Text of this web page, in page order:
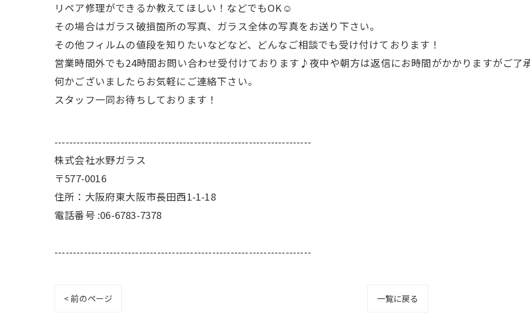
リペア修理ができるか教えてほしい！などでもOK☺
その場合はガラス破損箇所の写真、ガラス全体の写真をお送り下さい。
その他フィルムの値段を知りたいなどなど、どんなご相談でも受け付けております！
営業時間外でも24時間お問い合わせ受付けております♪夜中や朝方は返信にお時間がかかりますがご了
何かございましたらお気軽にご連絡下さい。
スタッフ一同お待ちしております！
----------------------------------------------------------------------
株式会社水野ガラス
〒577-0016
住所：大阪府東大阪市長田西1-1-18
電話番号 :06-6783-7378
----------------------------------------------------------------------
< 前のページ 一覧に戻る